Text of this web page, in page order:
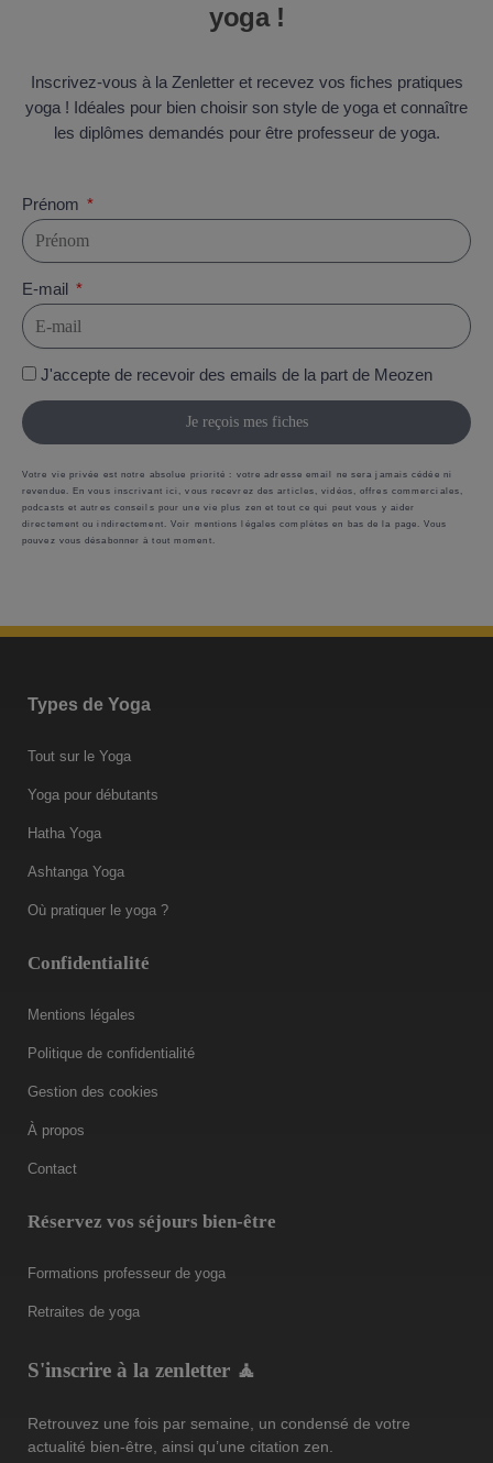
yoga !
Inscrivez-vous à la Zenletter et recevez vos fiches pratiques
yoga ! Idéales pour bien choisir son style de yoga et connaître
les diplômes demandés pour être professeur de yoga.
Prénom
E-mail
J'accepte de recevoir des emails de la part de Meozen
Je reçois mes fiches
Votre vie privée est notre absolue priorité : votre adresse email ne sera jamais cédée ni
revendue. En vous inscrivant ici, vous recevrez des articles, vidéos, offres commerciales,
podcasts et autres conseils pour une vie plus zen et tout ce qui peut vous y aider
directement ou indirectement. Voir mentions légales complètes en bas de la page. Vous
pouvez vous désabonner à tout moment.
Types de Yoga
Tout sur le Yoga
Yoga pour débutants
Hatha Yoga
Ashtanga Yoga
Où pratiquer le yoga ?
Confidentialité
Mentions légales
Politique de confidentialité
Gestion des cookies
À propos
Contact
Réservez vos séjours bien-être
Formations professeur de yoga
Retraites de yoga
S'inscrire à la zenletter 🧘
Retrouvez une fois par semaine, un condensé de votre
actualité bien-être, ainsi qu’une citation zen.